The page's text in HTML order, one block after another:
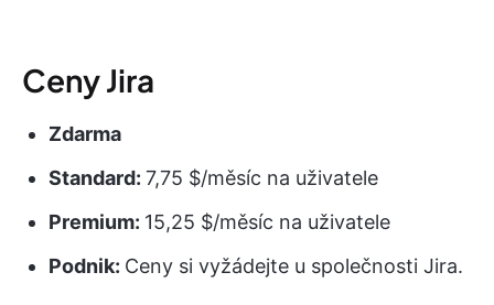
Ceny Jira
Zdarma
Standard: 7,75 $/měsíc na uživatele
Premium: 15,25 $/měsíc na uživatele
Podnik: Ceny si vyžádejte u společnosti Jira.